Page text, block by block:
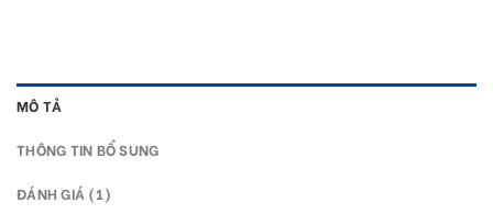
MÔ TẢ
THÔNG TIN BỔ SUNG
ĐÁNH GIÁ (1)